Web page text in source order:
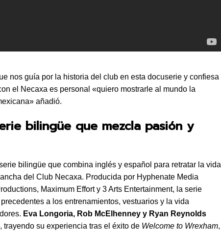
nos guía por la historia del club en esta docuserie y confiesa
el Necaxa es personal «quiero mostrarle al mundo la
añadió.
bilingüe que mezcla pasión y
bilingüe que combina inglés y español para retratar la vida
del Club Necaxa. Producida por Hyphenate Media
Maximum Effort y 3 Arts Entertainment, la serie
a los entrenamientos, vestuarios y la vida
Eva Longoria, Rob McElhenney y Ryan Reynolds
trayendo su experiencia tras el éxito de Welcome to Wrexham,